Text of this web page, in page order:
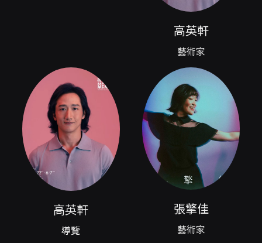
解演出背後的流程與職人日常。這類導覽不同於
與表演觀點，揭露舞台背後的情感累積、技術處
入認識表演藝術的家庭觀眾都具有高度吸引力與
教育價值。 本次系列特別邀請到兩位跨領域活躍
的劇場人：高英軒與張擎佳。高英軒以影視與舞
台雙棲身份著稱，從描述可見他在影視與舞台之
間的經驗如何形構其表演風格；他曾以電影
《咒》獲得第24屆台北電影獎最佳男配角，且長
期維持劇場演出，使其能在導覽中分享螢幕演出
與舞台演繹的差異、在角色塑造中對場域的感
受，以及如何在舞台上維持專注與能量。張擎佳
則以全方位的表演背景見長，既能演、能唱、能
跳，並具舞蹈設計與聲音訓練經驗；她在多部舞
工作，導覽中會以實務經驗說明演員日常、肢體
訓練與聲音準備如何影響角色表現，以及團隊協
作在製作中的關鍵作用。 參與者可期待以下觀察
高英軒
藝術家
高英軒
導覽
張擎佳
藝術家